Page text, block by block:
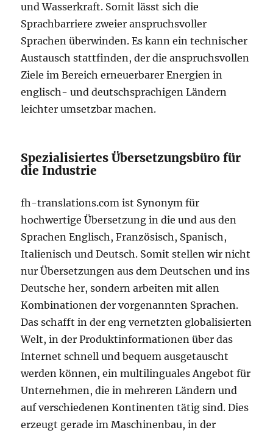
und Wasserkraft. Somit lässt sich die
Sprachbarriere zweier anspruchsvoller
Sprachen überwinden. Es kann ein technischer
Austausch stattfinden, der die anspruchsvollen
Ziele im Bereich erneuerbarer Energien in
englisch- und deutschsprachigen Ländern
leichter umsetzbar machen.
Spezialisiertes Übersetzungsbüro für
die Industrie
fh-translations.com ist Synonym für
hochwertige Übersetzung in die und aus den
Sprachen Englisch, Französisch, Spanisch,
Italienisch und Deutsch. Somit stellen wir nicht
nur Übersetzungen aus dem Deutschen und ins
Deutsche her, sondern arbeiten mit allen
Kombinationen der vorgenannten Sprachen.
Das schafft in der eng vernetzten globalisierten
Welt, in der Produktinformationen über das
Internet schnell und bequem ausgetauscht
werden können, ein multilinguales Angebot für
Unternehmen, die in mehreren Ländern und
auf verschiedenen Kontinenten tätig sind. Dies
erzeugt gerade im Maschinenbau, in der